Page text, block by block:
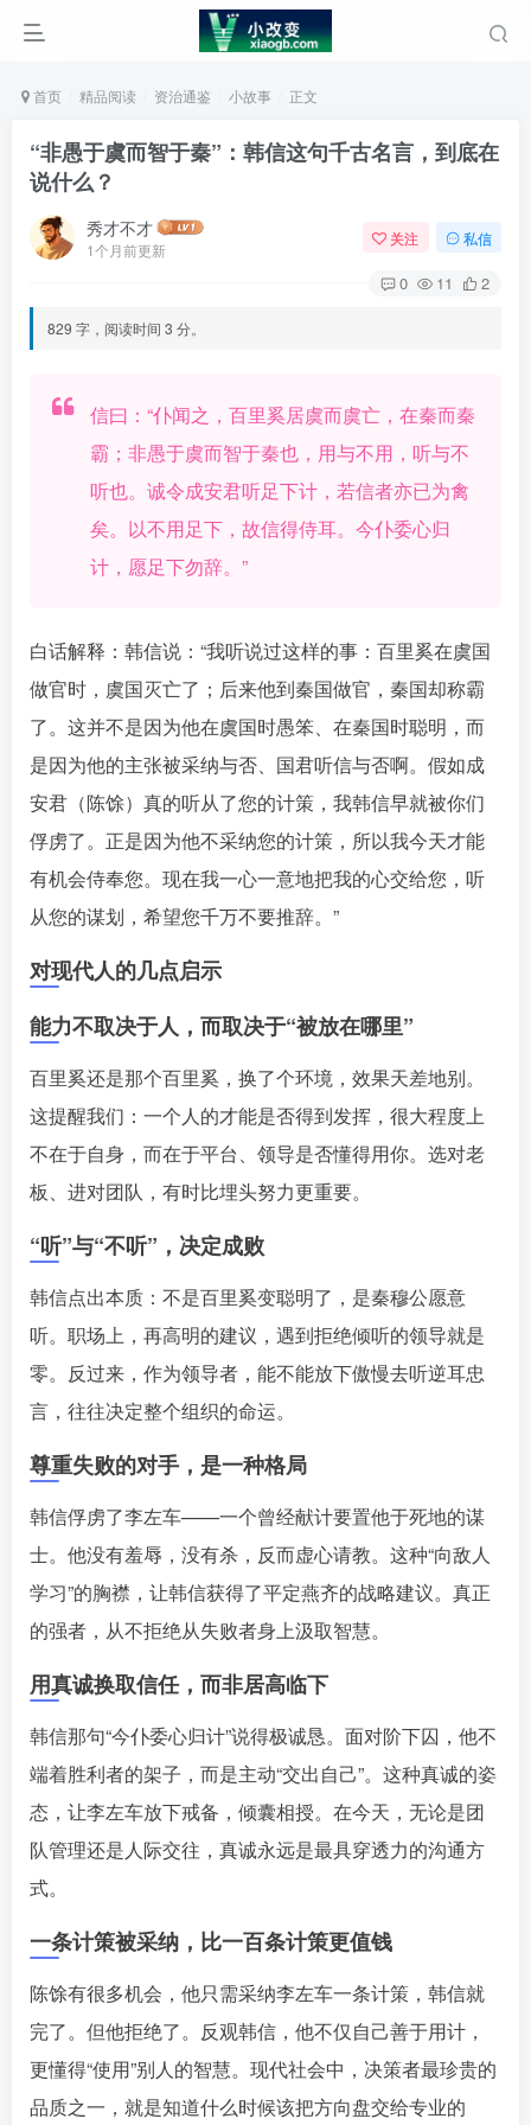
首页 精品阅读 资治通鉴 小故事 正文
“非愚于虞而智于秦”：韩信这句千古名言，到底在
说什么？
秀才不才
1个月前更新
关注 私信
0 11 2
829 字，阅读时间 3 分。
信曰：“仆闻之，百里奚居虞而虞亡，在秦而秦
霸；非愚于虞而智于秦也，用与不用，听与不
听也。诚令成安君听足下计，若信者亦已为禽
矣。以不用足下，故信得侍耳。今仆委心归
计，愿足下勿辞。”󠄹󠅀󠄪󠄢󠄡󠄦󠄞󠄧󠄣󠄞󠄢󠄡󠄦󠄞󠄡󠄨󠄧󠅬󠅅󠅃󠄵󠅂󠄪󠅗󠅥󠅕󠅣󠅤󠅬󠅄󠄹󠄽󠄵󠄪󠄢󠄠󠄢󠄦󠄝󠄠󠄨󠄝󠄠󠄩󠄐󠄠󠄨󠄪󠄢󠄣󠄪󠄠󠄡󠅬󠅨󠅙󠅑󠅟󠅗󠅒󠄞󠅓󠅟󠅝󠄐󠇕󠆠󠅿󠇖󠆄󠆩󠇕󠅿󠆈󠇗󠆭󠆁󠄐󠇗󠅹󠅸󠇖󠆍󠅳󠇖󠅹󠅰󠇖󠆌󠅹
白话解释：韩信说：“我听说过这样的事：百里奚在虞国
做官时，虞国灭亡了；后来他到秦国做官，秦国却称霸
了。这并不是因为他在虞国时愚笨、在秦国时聪明，而
是因为他的主张被采纳与否、国君听信与否啊。假如成
安君（陈馀）真的听从了您的计策，我韩信早就被你们
俘虏了。正是因为他不采纳您的计策，所以我今天才能
有机会侍奉您。现在我一心一意地把我的心交给您，听
从您的谋划，希望您千万不要推辞。”󠄹󠅀󠄪󠄢󠄡󠄦󠄞󠄧󠄣󠄞󠄢󠄡󠄦󠄞󠄡󠄨󠄧󠅬󠅅󠅃󠄵󠅂󠄪󠅗󠅥󠅕󠅣󠅤󠅬󠅄󠄹󠄽󠄵󠄪󠄢󠄠󠄢󠄦󠄝󠄠󠄨󠄝󠄠󠄩󠄐󠄠󠄨󠄪󠄢󠄣󠄪󠄠󠄡󠅬󠅨󠅙󠅑󠅟󠅗󠅒󠄞󠅓󠅟󠅝󠄐󠇕󠆠󠅿󠇖󠆄󠆩󠇕󠅿󠆈󠇗󠆭󠆁󠄐󠇗󠅹󠅸󠇖󠆍󠅳󠇖󠅹󠅰󠇖󠆌󠅹
对现代人的几点启示
能力不取决于人，而取决于“被放在哪里”
百里奚还是那个百里奚，换了个环境，效果天差地别。
这提醒我们：一个人的才能是否得到发挥，很大程度上
不在于自身，而在于平台、领导是否懂得用你。选对老
板、进对团队，有时比埋头努力更重要。󠄹󠅀󠄪󠄢󠄡󠄦󠄞󠄧󠄣󠄞󠄢󠄡󠄦󠄞󠄡󠄨󠄧󠅬󠅅󠅃󠄵󠅂󠄪󠅗󠅥󠅕󠅣󠅤󠅬󠅄󠄹󠄽󠄵󠄪󠄢󠄠󠄢󠄦󠄝󠄠󠄨󠄝󠄠󠄩󠄐󠄠󠄨󠄪󠄢󠄣󠄪󠄠󠄡󠅬󠅨󠅙󠅑󠅟󠅗󠅒󠄞󠅓󠅟󠅝󠄐󠇕󠆠󠅿󠇖󠆄󠆩󠇕󠅿󠆈󠇗󠆭󠆁󠄐󠇗󠅹󠅸󠇖󠆍󠅳󠇖󠅹󠅰󠇖󠆌󠅹
“听”与“不听”，决定成败
韩信点出本质：不是百里奚变聪明了，是秦穆公愿意
听。职场上，再高明的建议，遇到拒绝倾听的领导就是
零。反过来，作为领导者，能不能放下傲慢去听逆耳忠
言，往往决定整个组织的命运。󠄹󠅀󠄪󠄢󠄡󠄦󠄞󠄧󠄣󠄞󠄢󠄡󠄦󠄞󠄡󠄨󠄧󠅬󠅅󠅃󠄵󠅂󠄪󠅗󠅥󠅕󠅣󠅤󠅬󠅄󠄹󠄽󠄵󠄪󠄢󠄠󠄢󠄦󠄝󠄠󠄨󠄝󠄠󠄩󠄐󠄠󠄨󠄪󠄢󠄣󠄪󠄠󠄡󠅬󠅨󠅙󠅑󠅟󠅗󠅒󠄞󠅓󠅟󠅝󠄐󠇕󠆠󠅿󠇖󠆄󠆩󠇕󠅿󠆈󠇗󠆭󠆁󠄐󠇗󠅹󠅸󠇖󠆍󠅳󠇖󠅹󠅰󠇖󠆌󠅹
尊重失败的对手，是一种格局
韩信俘虏了李左车——一个曾经献计要置他于死地的谋
士。他没有羞辱，没有杀，反而虚心请教。这种“向敌人
学习”的胸襟，让韩信获得了平定燕齐的战略建议。真正
的强者，从不拒绝从失败者身上汲取智慧。󠄹󠅀󠄪󠄢󠄡󠄦󠄞󠄧󠄣󠄞󠄢󠄡󠄦󠄞󠄡󠄨󠄧󠅬󠅅󠅃󠄵󠅂󠄪󠅗󠅥󠅕󠅣󠅤󠅬󠅄󠄹󠄽󠄵󠄪󠄢󠄠󠄢󠄦󠄝󠄠󠄨󠄝󠄠󠄩󠄐󠄠󠄨󠄪󠄢󠄣󠄪󠄠󠄡󠅬󠅨󠅙󠅑󠅟󠅗󠅒󠄞󠅓󠅟󠅝󠄐󠇕󠆠󠅿󠇖󠆄󠆩󠇕󠅿󠆈󠇗󠆭󠆁󠄐󠇗󠅹󠅸󠇖󠆍󠅳󠇖󠅹󠅰󠇖󠆌󠅹
用真诚换取信任，而非居高临下
韩信那句“今仆委心归计”说得极诚恳。面对阶下囚，他不
端着胜利者的架子，而是主动“交出自己”。这种真诚的姿
态，让李左车放下戒备，倾囊相授。在今天，无论是团
队管理还是人际交往，真诚永远是最具穿透力的沟通方
式。󠄹󠅀󠄪󠄢󠄡󠄦󠄞󠄧󠄣󠄞󠄢󠄡󠄦󠄞󠄡󠄨󠄧󠅬󠅅󠅃󠄵󠅂󠄪󠅗󠅥󠅕󠅣󠅤󠅬󠅄󠄹󠄽󠄵󠄪󠄢󠄠󠄢󠄦󠄝󠄠󠄨󠄝󠄠󠄩󠄐󠄠󠄨󠄪󠄢󠄣󠄪󠄠󠄡󠅬󠅨󠅙󠅑󠅟󠅗󠅒󠄞󠅓󠅟󠅝󠄐󠇕󠆠󠅿󠇖󠆄󠆩󠇕󠅿󠆈󠇗󠆭󠆁󠄐󠇗󠅹󠅸󠇖󠆍󠅳󠇖󠅹󠅰󠇖󠆌󠅹
一条计策被采纳，比一百条计策更值钱
陈馀有很多机会，他只需采纳李左车一条计策，韩信就
完了。但他拒绝了。反观韩信，他不仅自己善于用计，
更懂得“使用”别人的智慧。现代社会中，决策者最珍贵的
品质之一，就是知道什么时候该把方向盘交给专业的